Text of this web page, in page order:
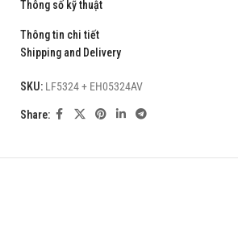
With background
Category description
Infinit scrolling
Load more button
Thông số kỹ thuật
Thông tin chi tiết
Shipping and Delivery
SKU: LF5324 + EH05324AV
Share: